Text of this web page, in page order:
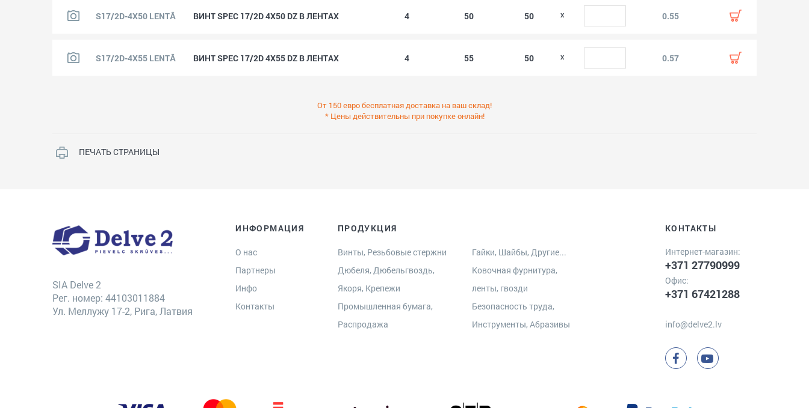
S17/2D-4X50 LENTĀ ВИНТ SPEC 17/2D 4X50 DZ В ЛЕНТAX 4 50 50 0.55
S17/2D-4X55 LENTĀ ВИНТ SPEC 17/2D 4X55 DZ В ЛЕНТAX 4 55 50 0.57
От 150 евро бесплатная доставка на ваш склад!
* Цены действительны при покупке онлайн!
ПЕЧАТЬ СТРАНИЦЫ
SIA Delve 2
Рег. номер: 44103011884
Ул. Меллужу 17-2, Рига, Латвия
ИНФОРМАЦИЯ
О нас
Партнеры
Инфо
Контакты
ПРОДУКЦИЯ
Винты, Резьбовые стержни
Гайки, Шайбы, Другие...
Дюбеля, Дюбельгвоздь,
Якоря, Крепежи
Ковочная фурнитура,
ленты, гвозди
Промышленная бумага,
Распродажа
Безопасность труда,
Инструменты, Абразивы
КОНТАКТЫ
Интернет-магазин:
+371 27790999
Офис:
+371 67421288
info@delve2.lv